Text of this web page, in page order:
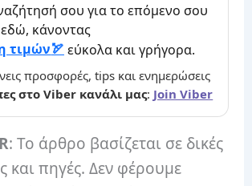
σου για το επόμενο σου
κάνοντας
τιμών
εύκολα και γρήγορα.
προσφορές, tips και ενημερώσεις
στο Viber κανάλι μας: Join Viber
: Το άρθρο βασίζεται σε δικές
και πηγές. Δεν φέρουμε